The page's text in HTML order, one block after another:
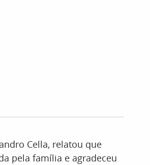
Cella, relatou que
pela família e agradeceu